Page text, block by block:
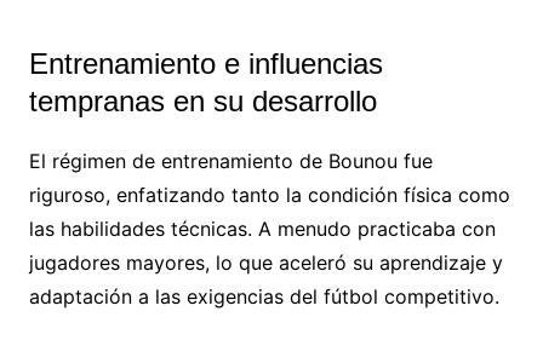
Entrenamiento e influencias
tempranas en su desarrollo
El régimen de entrenamiento de Bounou fue
riguroso, enfatizando tanto la condición física como
las habilidades técnicas. A menudo practicaba con
jugadores mayores, lo que aceleró su aprendizaje y
adaptación a las exigencias del fútbol competitivo.